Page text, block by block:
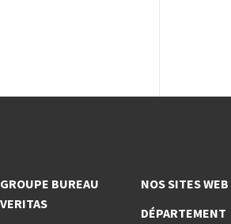
GROUPE BUREAU
VERITAS
NOS SITES WEB
DÉPARTEMENT